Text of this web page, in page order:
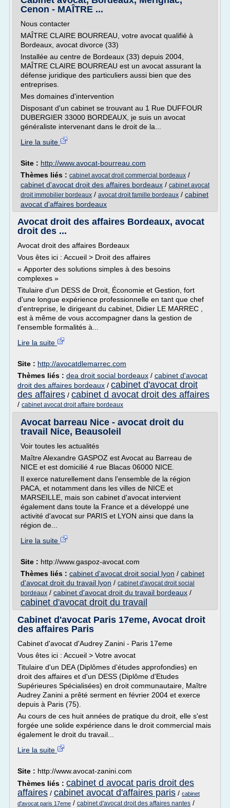
Cenon - MAÎTRE ...
Nous contacter
MAÎTRE CLAIRE BOURREAU, votre avocat qualifié à
Bordeaux, avocat divorce (33)
Installée au centre de Bordeaux (33) depuis 2004,
MAÎTRE CLAIRE BOURREAU est un avocat assurant la
défense juridique des particuliers aussi bien que des
entreprises.
Mes domaines d'intervention
Disposant d'un cabinet se trouvant au 1 Rue DUFFOUR
DUBERGIER 33000 BORDEAUX, je suis un avocat
généraliste intervenant dans le droit de la...
Lire la suite
Site : http://www.avocat-bourreau.com
Thèmes liés : cabinet avocat droit commercial bordeaux /
cabinet d'avocat droit des affaires bordeaux / cabinet avocat
droit immobilier bordeaux / avocat droit famille bordeaux / cabinet
avocat d'affaires bordeaux
Avocat droit des affaires Bordeaux, avocat
droit des ...
Avocat droit des affaires Bordeaux
Vous êtes ici : Accueil > Droit des affaires
« Apporter des solutions simples à des besoins
complexes »
Titulaire d'un DESS de Droit, Économie et Gestion, fort
d'une longue expérience professionnelle en tant que chef
d'entreprise, le dirigeant du cabinet, Didier LE MARREC ,
est à même de vous accompagner dans la gestion de
l'ensemble formalités à...
Lire la suite
Site : http://avocatdlemarrec.com
Thèmes liés : dea droit social bordeaux / cabinet d'avocat
droit des affaires bordeaux / cabinet d'avocat droit
des affaires / cabinet d avocat droit des affaires
/ cabinet avocat droit affaire bordeaux
Avocat barreau Nice - avocat droit du
travail Nice, Beausoleil
Voir toutes les actualités
Maître Alexandre GASPOZ est Avocat au Barreau de
NICE et est domicilié 4 rue Blacas 06000 NICE.
Il exerce naturellement dans l'ensemble de la région
PACA, et notamment dans les villes de NICE et
MARSEILLE, mais son cabinet d'avocat intervient
également dans toute la France et a développé une
activité d'avocat sur PARIS et LYON ainsi que dans la
région de...
Lire la suite
Site : http://www.gaspoz-avocat.com
Thèmes liés : cabinet d'avocat droit social lyon / cabinet
d'avocat droit du travail lyon / cabinet d'avocat droit social
bordeaux / cabinet d'avocat droit du travail bordeaux /
cabinet d'avocat droit du travail
Cabinet d'avocat Paris 17eme, Avocat droit
des affaires Paris
Cabinet d'avocat d'Audrey Zanini - Paris 17eme
Vous êtes ici : Accueil > Votre avocat
Titulaire d'un DEA (Diplômes d'études approfondies) en
droit des affaires et d'un DESS (Diplôme d'Etudes
Supérieures Spécialisées) en droit communautaire, Maître
Audrey Zanini a prêté serment en février 2004 et exerce
depuis à Paris (75).
Au cours de ces huit années de pratique du droit, elle s'est
forgée une solide expérience dans le droit commercial mais
également le droit du travail...
Lire la suite
Site : http://www.avocat-zanini.com
Thèmes liés : cabinet d avocat paris droit des
affaires / cabinet avocat d'affaires paris / cabinet
d'avocat paris 17eme / cabinet d'avocat droit des affaires nantes /